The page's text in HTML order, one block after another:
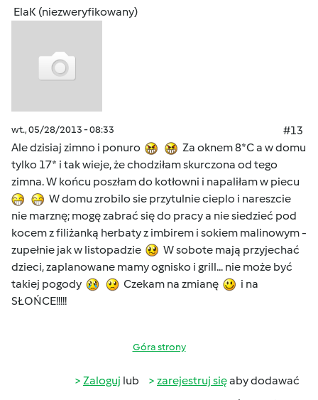
ElaK (niezweryfikowany)
wt., 05/28/2013 - 08:33
#13
Ale dzisiaj zimno i ponuro
Za oknem 8*C a w domu
tylko 17* i tak wieje, że chodziłam skurczona od tego
zimna. W końcu poszłam do kotłowni i napaliłam w piecu
W domu zrobilo sie przytulnie cieplo i nareszcie
nie marznę; mogę zabrać się do pracy a nie siedzieć pod
kocem z filiżanką herbaty z imbirem i sokiem malinowym -
zupełnie jak w listopadzie
W sobote mają przyjechać
dzieci, zaplanowane mamy ognisko i grill... nie może być
takiej pogody
Czekam na zmianę
i na
SŁOŃCE!!!!!
Góra strony
Zaloguj lub zarejestruj sięaby dodawać